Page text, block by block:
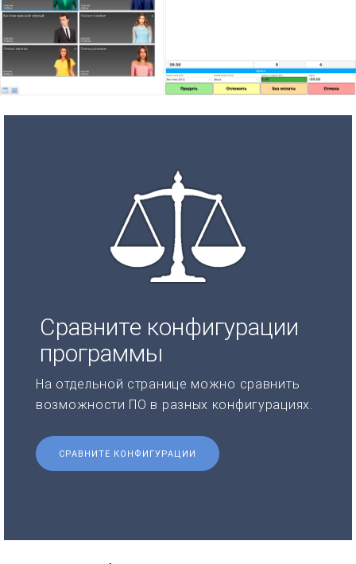
Сравните конфигурации
программы
На отдельной странице можно сравнить
возможности ПО в разных конфигурациях.
СРАВНИТЕ КОНФИГУРАЦИИ